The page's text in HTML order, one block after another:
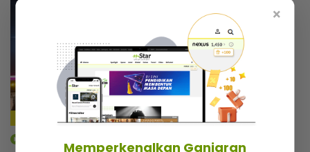
×
Memperkenalkan Ganjaran